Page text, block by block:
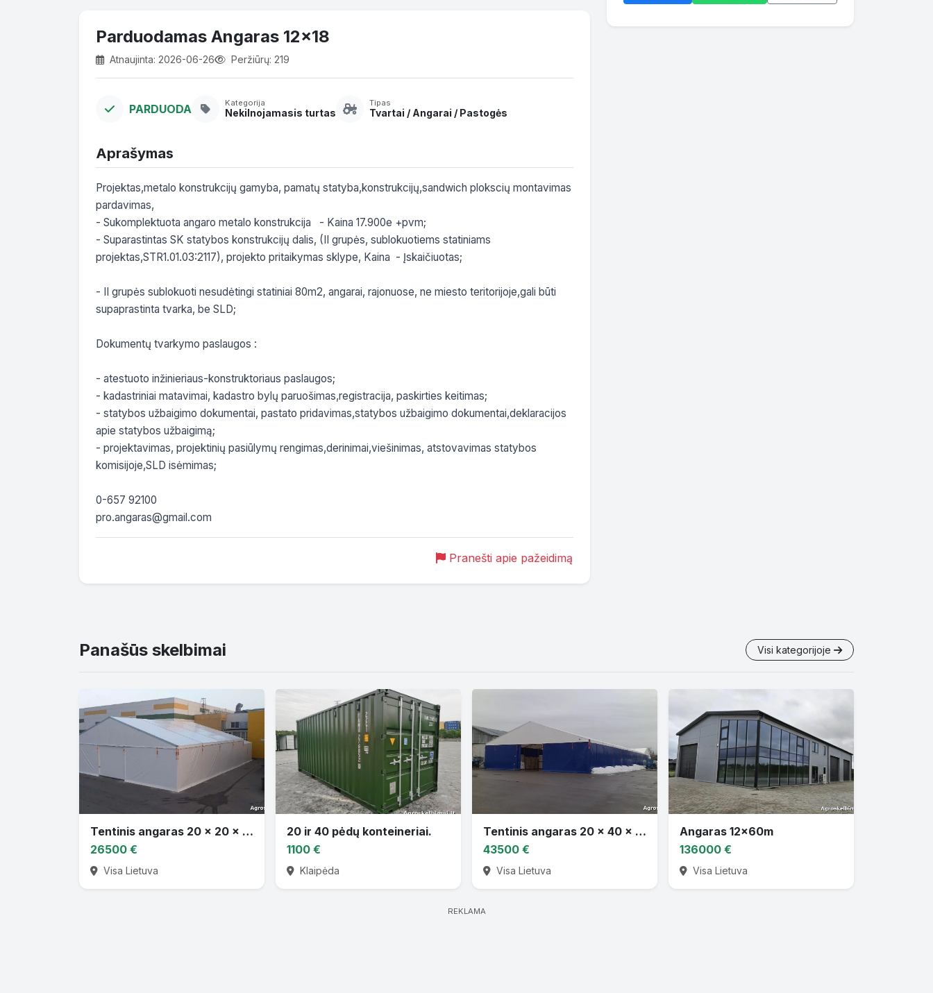
Parduodamas Angaras 12x18
Atnaujinta: 2026-06-26 Peržiūrų: 219
PARDUODA Kategorija
Nekilnojamasis turtas
Tipas
Tvartai / Angarai / Pastogės
Aprašymas
Projektas,metalo konstrukcijų gamyba, pamatų statyba,konstrukcijų,sandwich plokscių montavimas
pardavimas,
- Sukomplektuota angaro metalo konstrukcija   - Kaina 17.900e +pvm;
- Suparastintas SK statybos konstrukcijų dalis, (II grupės, sublokuotiems statiniams
projektas,STR1.01.03:2117), projekto pritaikymas sklype, Kaina  - Įskaičiuotas;
- II grupės sublokuoti nesudėtingi statiniai 80m2, angarai, rajonuose, ne miesto teritorijoje,gali būti
supaprastinta tvarka, be SLD;
Dokumentų tvarkymo paslaugos :
- atestuoto inžinieriaus-konstruktoriaus paslaugos;
- kadastriniai matavimai, kadastro bylų paruošimas,registracija, paskirties keitimas;
- statybos užbaigimo dokumentai, pastato pridavimas,statybos užbaigimo dokumentai,deklaracijos
apie statybos užbaigimą;
- projektavimas, projektinių pasiūlymų rengimas,derinimai,viešinimas, atstovavimas statybos
komisijoje,SLD isėmimas;
0-657 92100
pro.angaras@gmail.com
Pranešti apie pažeidimą
Panašūs skelbimai Visi kategorijoje
Tentinis angaras 20 x 20 x 7.7m
26500 €
Visa Lietuva
20 ir 40 pėdų konteineriai.
1100 €
Klaipėda
Tentinis angaras 20 x 40 x 8,1
43500 €
Visa Lietuva
Angaras 12x60m
136000 €
Visa Lietuva
REKLAMA